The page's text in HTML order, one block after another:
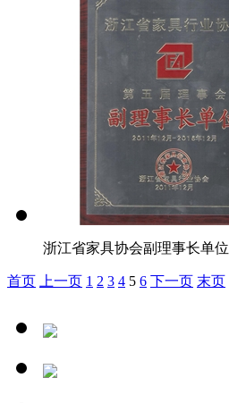
浙江省家具协会副理事长单位
首页 上一页 1 2 3 4 5 6 下一页 末页